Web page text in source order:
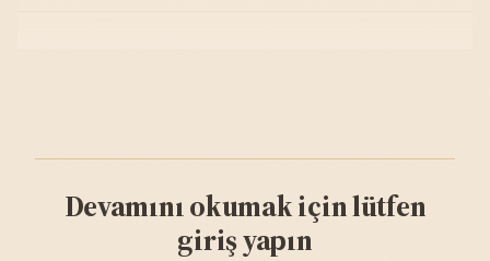
Devamını okumak için lütfen
giriş yapın